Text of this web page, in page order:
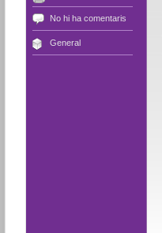
No hi ha comentaris
General